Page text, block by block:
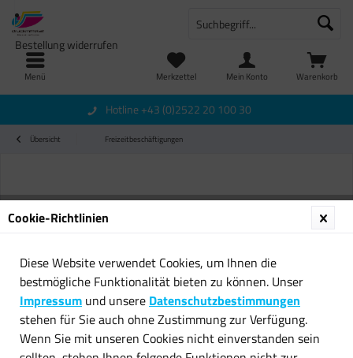
Menü Warenkorb
Merkzettel
Bestellung widerrufen
Mein Konto
Hotline +43 (0)2522 20 100 30
Übersicht Freizeitbeschäftigungen
Cookie-Richtlinien
Diese Website verwendet Cookies, um Ihnen die
bestmögliche Funktionalität bieten zu können. Unser
Impressum und unsere Datenschutzbestimmungen
stehen für Sie auch ohne Zustimmung zur Verfügung.
Wenn Sie mit unseren Cookies nicht einverstanden sein